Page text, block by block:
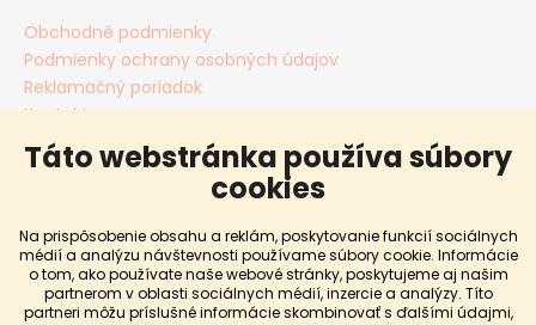
Táto webstránka používa súbory
cookies
Na prispôsobenie obsahu a reklám, poskytovanie funkcií sociálnych
médií a analýzu návštevnosti používame súbory cookie. Informácie
o tom, ako používate naše webové stránky, poskytujeme aj našim
partnerom v oblasti sociálnych médií, inzercie a analýzy. Títo
partneri môžu príslušné informácie skombinovať s ďalšími údajmi,
Obchodné podmienky
Podmienky ochrany osobných údajov
Reklamačný poriadok
Kontakty
Cookies
Blog
Predávané značky
Hodnotenie obchodu
Vrátenie a výmena tovaru